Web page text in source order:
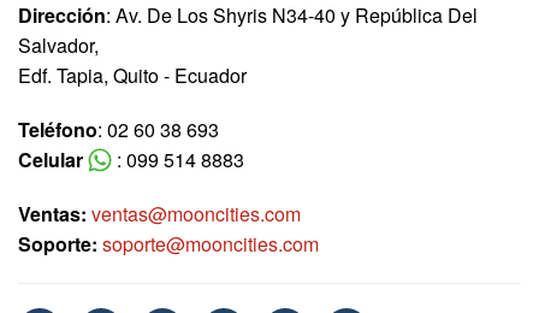
Dirección: Av. De Los Shyris N34-40 y República Del
Salvador,
Edf. Tapia, Quito - Ecuador
Teléfono: 02 60 38 693
Celular
: 099 514 8883
Ventas: ventas@mooncities.com
Soporte: soporte@mooncities.com